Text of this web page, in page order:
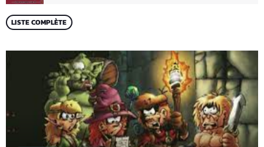
LISTE COMPLÈTE